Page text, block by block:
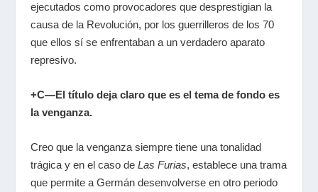
ejecutados como provocadores que desprestigian la
causa de la Revolución, por los guerrilleros de los 70
que ellos sí se enfrentaban a un verdadero aparato
represivo.
+C—El título deja claro que es el tema de fondo es
la venganza.
Creo que la venganza siempre tiene una tonalidad
trágica y en el caso de Las Furias, establece una trama
que permite a Germán desenvolverse en otro periodo